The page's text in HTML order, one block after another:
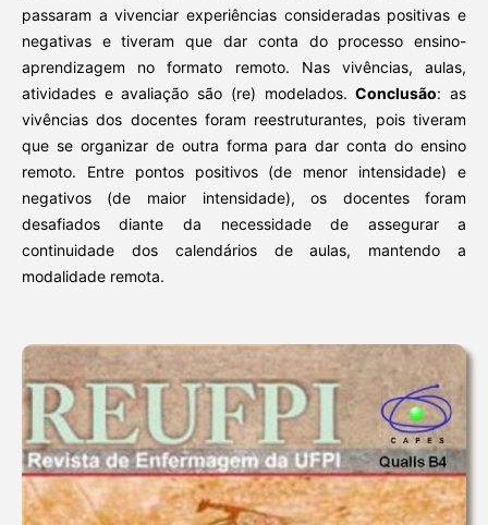
passaram a vivenciar experiências consideradas positivas e
negativas e tiveram que dar conta do processo ensino-
aprendizagem no formato remoto. Nas vivências, aulas,
atividades e avaliação são (re) modelados.Conclusão: as
vivências dos docentes foram reestruturantes, pois tiveram
que se organizar de outra forma para dar conta do ensino
remoto. Entre pontos positivos (de menor intensidade) e
negativos (de maior intensidade), os docentes foram
desafiados diante da necessidade de assegurar a
continuidade dos calendários de aulas, mantendo a
modalidade remota.